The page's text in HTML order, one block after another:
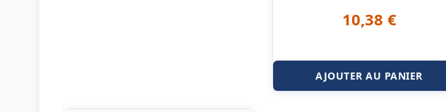
10,38 €
AJOUTER AU PANIER